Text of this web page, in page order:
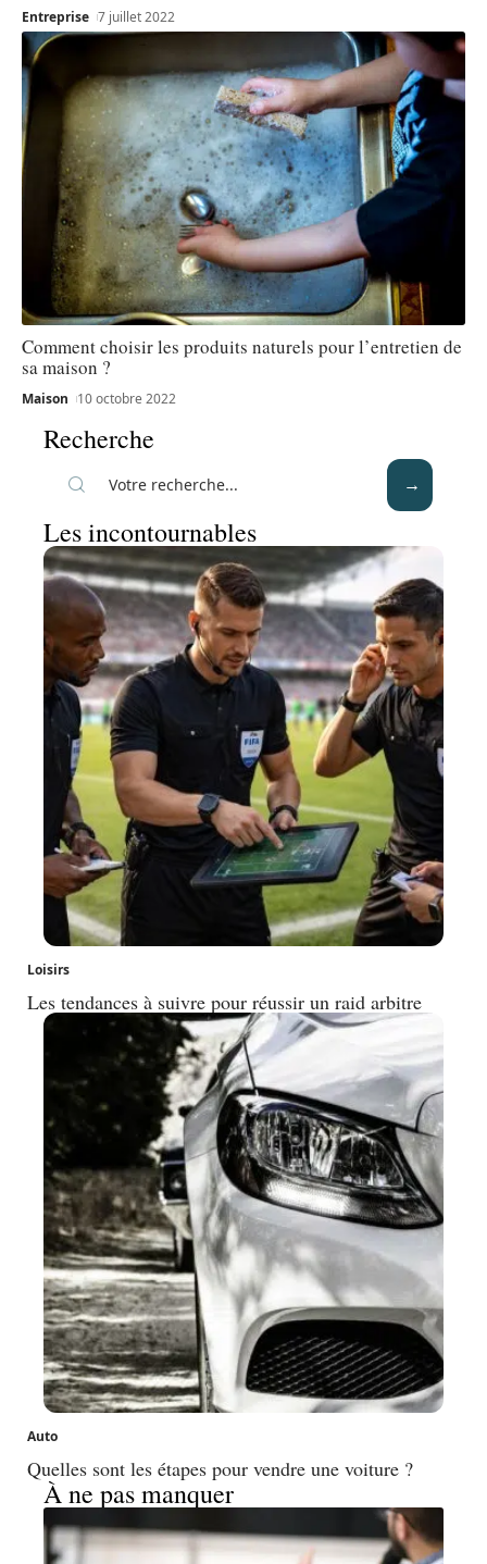
Entreprise 7 juillet 2022
Comment choisir les produits naturels pour l’entretien de
sa maison ?
Maison 10 octobre 2022
Recherche
Les incontournables
Loisirs
Les tendances à suivre pour réussir un raid arbitre
Auto
Quelles sont les étapes pour vendre une voiture ?
À ne pas manquer